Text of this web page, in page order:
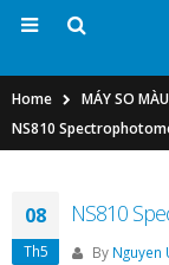
Home
MÁY SO
NS810
08
Th5
NS810
By Nguyen